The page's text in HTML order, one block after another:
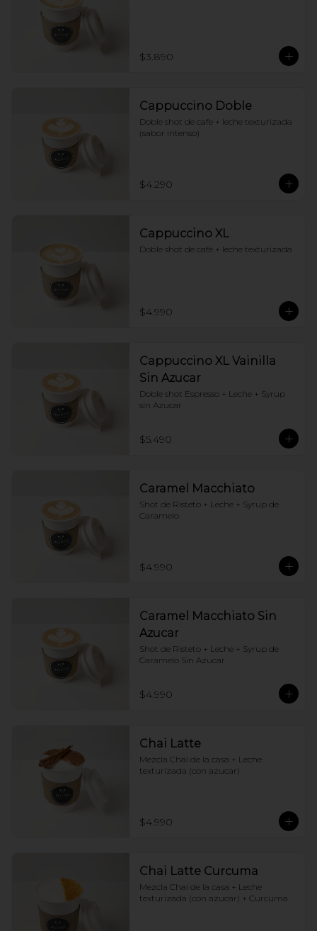
$3.890
Cappuccino Doble
Doble shot de cafe + leche texturizada
(sabor intenso)
$4.290
Cappuccino XL
Doble shot de café + leche texturizada
$4.990
Cappuccino XL Vainilla
Sin Azucar
Doble shot Espresso + Leche + Syrup
sin Azucar
$5.490
Caramel Macchiato
Shot de Risteto + Leche + Syrup de
Caramelo
$4.990
Caramel Macchiato Sin
Azucar
Shot de Risteto + Leche + Syrup de
Caramelo Sin Azucar
$4.990
Chai Latte
Mezcla Chai de la casa + Leche
texturizada (con azucar)
$4.990
Chai Latte Curcuma
Mezcla Chai de la casa + Leche
texturizada (con azucar) + Curcuma